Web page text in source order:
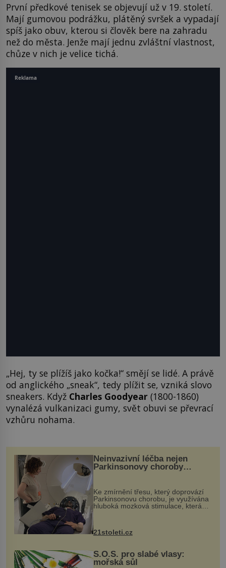
První předkové tenisek se objevují už v 19. století.
Mají gumovou podrážku, plátěný svršek a vypadají
spíš jako obuv, kterou si člověk bere na zahradu
než do města. Jenže mají jednu zvláštní vlastnost,
chůze v nich je velice tichá.
„Hej, ty se plížíš jako kočka!“ smějí se lidé. A právě
od anglického „sneak“, tedy plížit se, vzniká slovo
sneakers. Když Charles Goodyear (1800-1860)
vynalézá vulkanizaci gumy, svět obuvi se převrací
vzhůru nohama.
Neinvazivní léčba nejen
Parkinsonovy choroby
Ke zmírnění třesu, který doprovází
Parkinsonovu chorobu, je využívána
hluboká mozková stimulace, která
však vyžaduje vysoce invazivní
zákrok. Ultrazvuk zase není vhodný
k dostatečně přesnému zacílení ...
21stoleti.cz
S.O.S. pro slabé vlasy:
mořská sůl
Reklama